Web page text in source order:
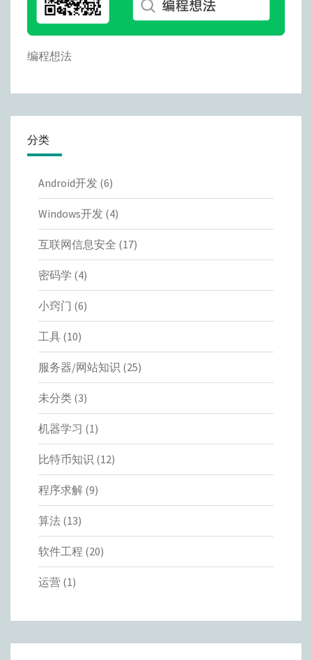
编程想法
分类
Android开发 (6)
Windows开发 (4)
互联网信息安全 (17)
密码学 (4)
小窍门 (6)
工具 (10)
服务器/网站知识 (25)
未分类 (3)
机器学习 (1)
比特币知识 (12)
程序求解 (9)
算法 (13)
软件工程 (20)
运营 (1)